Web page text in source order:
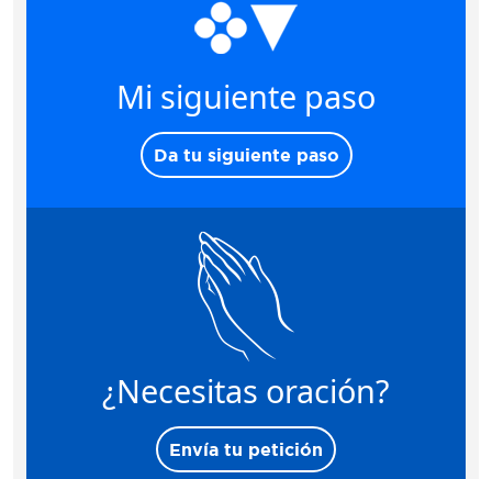
Mi siguiente paso
Da tu siguiente paso
¿Necesitas oración?
Envía tu petición